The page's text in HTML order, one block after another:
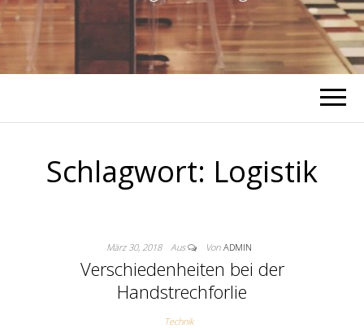
Schlagwort: Logistik
März 30, 2018 Aus Von ADMIN
Verschiedenheiten bei der
Handstrechforlie
Technik